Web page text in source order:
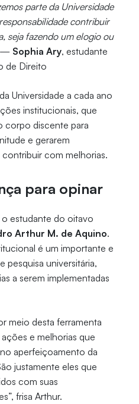
parte da Universidade
contribuir
seja fazendo um elogio ou
Sophia Ary, estudante
de Direito
Universidade a cada ano
institucionais, que
corpo discente para
e gerarem
com melhorias.
para opinar
estudante do oitavo
Arthur M. de Aquino.
é um importante e
pesquisa universitária,
a serem implementadas
meio desta ferramenta
e melhorias que
aperfeiçoamento da
justamente eles que
com suas
frisa Arthur.